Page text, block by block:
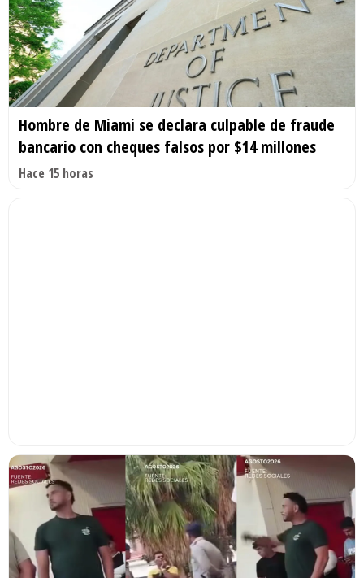
Hombre de Miami se declara culpable de fraude
bancario con cheques falsos por $14 millones
Hace 15 horas